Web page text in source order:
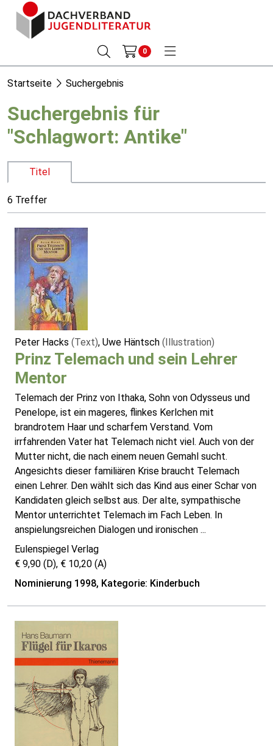
0
Startseite Suchergebnis
Suchergebnis für
"Schlagwort: Antike"
Titel
6 Treffer
Peter Hacks (Text), Uwe Häntsch (Illustration)
Prinz Telemach und sein Lehrer
Mentor
Telemach der Prinz von Ithaka, Sohn von Odysseus und
Penelope, ist ein mageres, flinkes Kerlchen mit
brandrotem Haar und scharfem Verstand. Vom
irrfahrenden Vater hat Telemach nicht viel. Auch von der
Mutter nicht, die nach einem neuen Gemahl sucht.
Angesichts dieser familiären Krise braucht Telemach
einen Lehrer. Den wählt sich das Kind aus einer Schar von
Kandidaten gleich selbst aus. Der alte, sympathische
Mentor unterrichtet Telemach im Fach Leben. In
anspielungsreichen Dialogen und ironischen ...
Eulenspiegel Verlag
€ 9,90 (D), € 10,20 (A)
Nominierung 1998, Kategorie: Kinderbuch